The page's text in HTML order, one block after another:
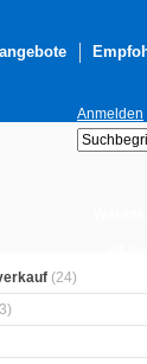
Anmelden
(24)